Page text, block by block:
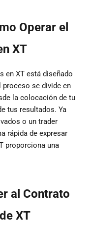
Operar el
XT
en XT está diseñado
se divide en
la colocación de tu
tus resultados. Ya
o un trader
rápida de expresar
proporciona una
al Contrato
XT